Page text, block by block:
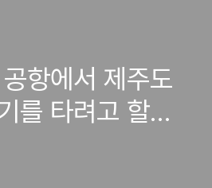
항에서 제주도
를 타려고 할때